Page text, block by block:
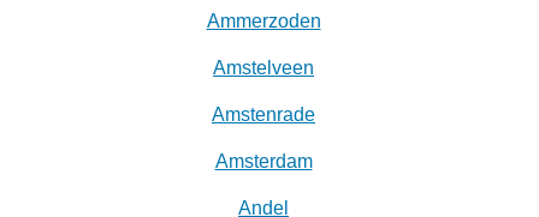
Ammerzoden
Amstelveen
Amstenrade
Amsterdam
Andel